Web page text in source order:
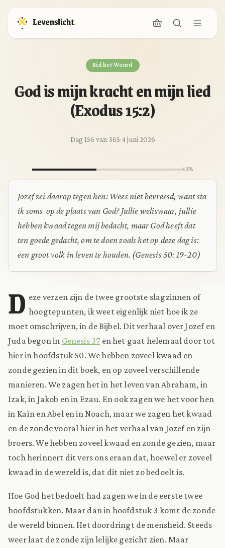
Bid het Woord
God is mijn kracht en mijn lied
(Exodus 15:2)
Dag 156 van 365·4 juni 2026
43%
Jozef zei daarop tegen hen: Wees niet bevreesd, want sta
ik soms op de plaats van God? Jullie weliswaar, jullie
hebben kwaad tegen mij bedacht, maar God heeft dat
ten goede gedacht, om te doen zoals het op deze dag is:
een groot volk in leven te houden. (Genesis 50: 19-20)
D eze verzen zijn de twee grootste slagzinnen of
hoogtepunten, ik weet eigenlijk niet hoe ik ze
moet omschrijven, in de Bijbel. Dit verhaal over Jozef en
Juda begon in Genesis 37en het gaat helemaal door tot
hier in hoofdstuk 50. We hebben zoveel kwaad en
zonde gezien in dit boek, en op zoveel verschillende
manieren. We zagen het in het leven van Abraham, in
Izak, in Jakob en in Ezau. En ook zagen we het voor hen
in Kaïn en Abel en in Noach, maar we zagen het kwaad
en de zonde vooral hier in het verhaal van Jozef en zijn
broers. We hebben zoveel kwaad en zonde gezien, maar
toch herinnert dit vers ons eraan dat, hoewel er zoveel
kwaad in de wereld is, dat dit niet zo bedoelt is.
Hoe God het bedoelt had zagen we in de eerste twee
hoofdstukken. Maar dan in hoofdstuk 3 komt de zonde
de wereld binnen. Het doordringt de mensheid. Steeds
weer laat de zonde zijn lelijke gezicht zien. Maar